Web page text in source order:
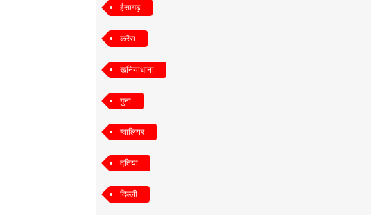
ईसागढ़
करैरा
खनियांधाना
गुना
ग्वालियर
दतिया
दिल्ली